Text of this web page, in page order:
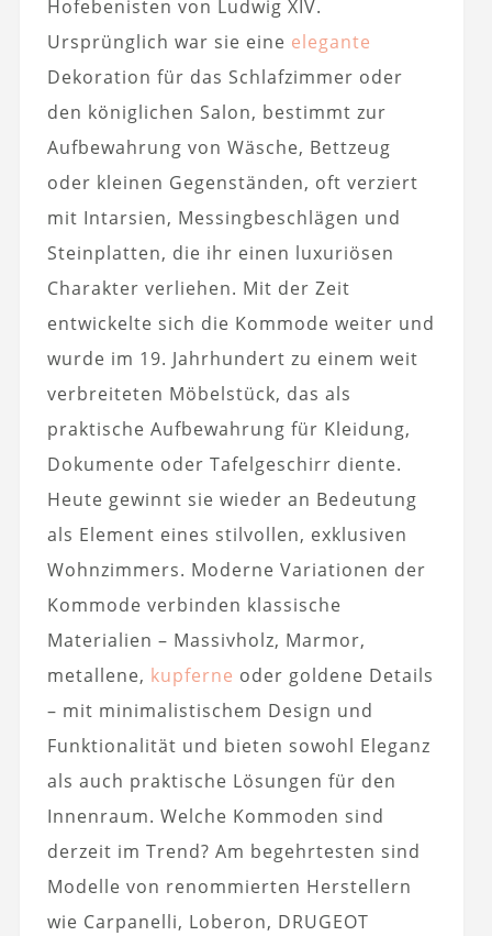
Hofebenisten von Ludwig XIV.
Ursprünglich war sie eine elegante
Dekoration für das Schlafzimmer oder
den königlichen Salon, bestimmt zur
Aufbewahrung von Wäsche, Bettzeug
oder kleinen Gegenständen, oft verziert
mit Intarsien, Messingbeschlägen und
Steinplatten, die ihr einen luxuriösen
Charakter verliehen. Mit der Zeit
entwickelte sich die Kommode weiter und
wurde im 19. Jahrhundert zu einem weit
verbreiteten Möbelstück, das als
praktische Aufbewahrung für Kleidung,
Dokumente oder Tafelgeschirr diente.
Heute gewinnt sie wieder an Bedeutung
als Element eines stilvollen, exklusiven
Wohnzimmers. Moderne Variationen der
Kommode verbinden klassische
Materialien – Massivholz, Marmor,
metallene, kupferne oder goldene Details
– mit minimalistischem Design und
Funktionalität und bieten sowohl Eleganz
als auch praktische Lösungen für den
Innenraum. Welche Kommoden sind
derzeit im Trend? Am begehrtesten sind
Modelle von renommierten Herstellern
wie Carpanelli, Loberon, DRUGEOT